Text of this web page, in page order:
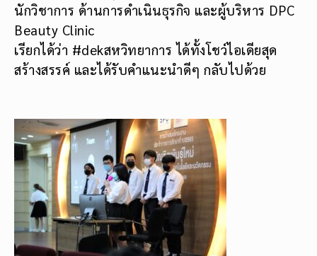
นักวิชาการ ด้านการดำเนินธุรกิจ และผู้บริหาร DPC
Beauty Clinic
เรียกได้ว่า #dekสหวิทยาการ ได้ทั้งโชว์ไอเดียสุด
สร้างสรรค์ และได้รับคำแนะนำดีๆ กลับไปด้วย